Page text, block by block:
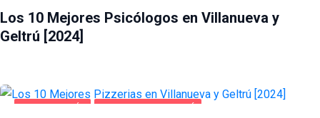
Los 10 Mejores Psicólogos en Villanueva y
Geltrú [2024]